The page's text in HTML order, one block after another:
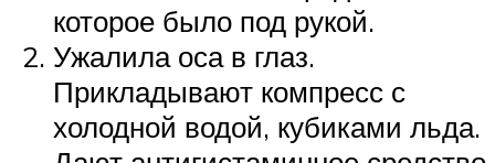
которое было под рукой.
Ужалила оса в глаз.
Прикладывают компресс с
холодной водой, кубиками льда.